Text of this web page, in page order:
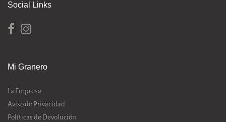
Social Links
Mi Granero
La Empresa
Aviso de Privacidad
Políticas de Devolución